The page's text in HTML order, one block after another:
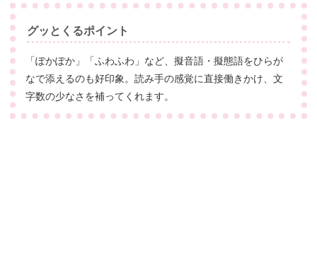
グッとくるポイント
「ぽかぽか」「ふわふわ」など、擬音語・擬態語をひらが
なで添えるのも好印象。読み手の感覚に直接働きかけ、文
字数の少なさを補ってくれます。